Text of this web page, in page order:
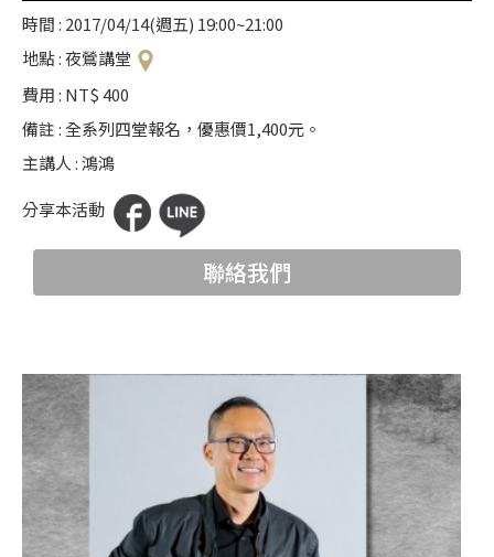
藝
術
家
夜
鶯
科
鶯
品
最
新
消
息
時間 : 2017/04/14(週五) 19:00~21:00
地點 : 夜鶯講堂
費用 : NT$ 400
備註 : 全系列四堂報名，優惠價1,400元。
主講人 : 鴻鴻
分享本活動
聯絡我們